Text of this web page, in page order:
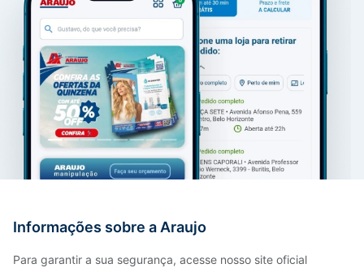
Informações sobre a Araujo
Para garantir a sua segurança, acesse nosso site oficial